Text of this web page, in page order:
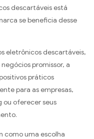
descartáveis ​​está
se beneficia desse
eletrônicos descartáveis,
promissor, a
práticos
para as empresas,
ou oferecer seus
como uma escolha